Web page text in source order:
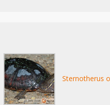
Sternotherus